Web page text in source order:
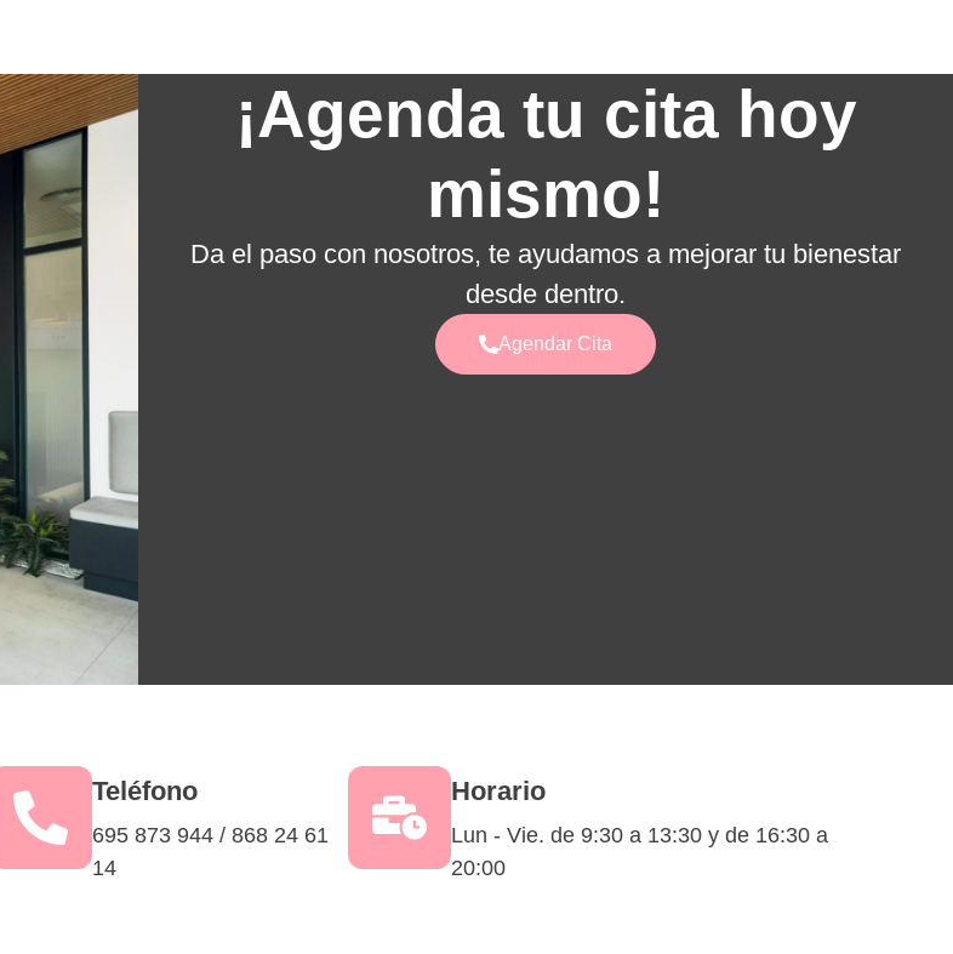
¡Agenda tu cita hoy
mismo!​
Da el paso con nosotros, te ayudamos a mejorar tu bienestar
desde dentro.
Agendar Cita
Teléfono
695 873 944 / 868 24 61
14
Horario
Lun - Vie. de 9:30 a 13:30 y de 16:30 a
20:00